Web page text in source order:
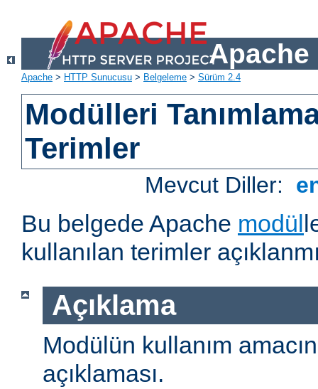
Apache
Apache > HTTP Sunucusu > Belgeleme > Sürüm 2.4
Modülleri
Terimler
Mevcut Diller:
Bu belgede Apache modül
kullanılan terimler
Açıklama
Modülün kullanım
açıklaması.